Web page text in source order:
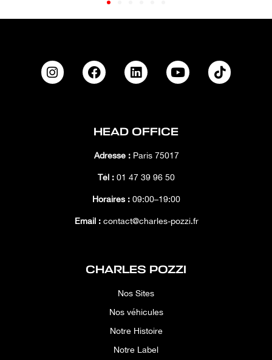
HEAD OFFICE
Adresse :Paris 75017
Tél : 01 47 39 96 50
Horaires : 09:00–19:00
Email :contact@charles-pozzi.fr
CHARLES POZZI
Nos Sites
Nos véhicules
Notre Histoire
Notre Label